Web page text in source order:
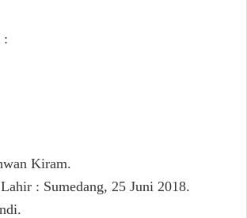
:
Kiram.
: Sumedang, 25 Juni 2018.